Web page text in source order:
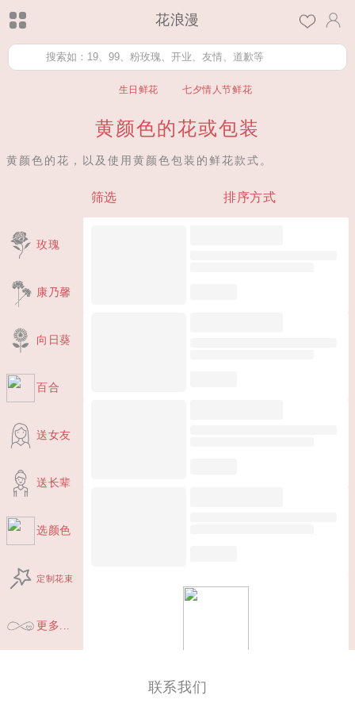
花浪漫
生日鲜花 七夕情人节鲜花
黄颜色的花或包装
黄颜色的花，以及使用黄颜色包装的鲜花款式。
筛选 排序方式
玫瑰
康乃馨
向日葵
百合
送女友
送长辈
选颜色
定制花束
更多...
联系我们